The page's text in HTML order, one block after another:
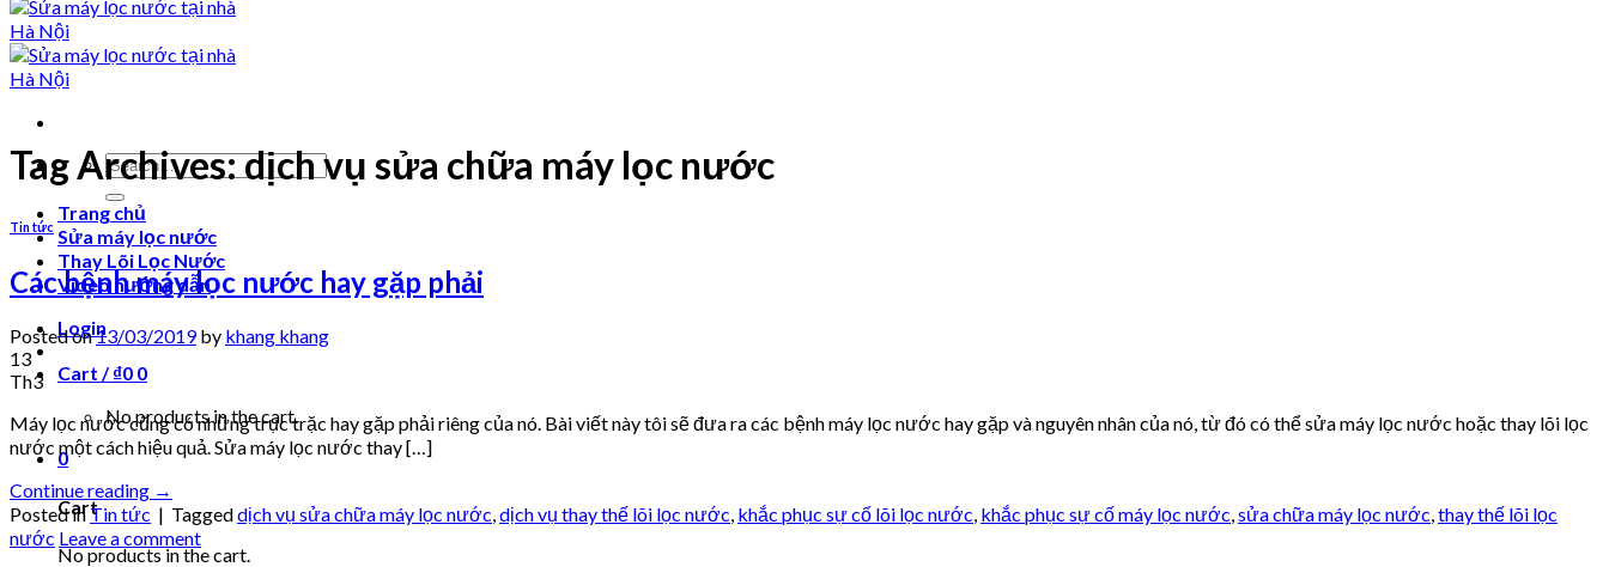
Search
for:
Trang chủ
Sửa máy lọc nước
Thay Lõi Lọc Nước
Video hướng dẫn
Login
Cart /₫0 0
No products in the cart.
0
Cart
No products in the cart.
Tag Archives:dịch vụ sửa chữa máy lọc nước
Tin tức
Các bệnh máy lọc nước hay gặp phải
Posted on13/03/2019by khang khang
13
Th3
Máy lọc nước cũng có những trục trặc hay gặp phải riêng của nó. Bài viết này tôi sẽ đưa ra các bệnh máy lọc nước hay gặp và nguyên nhân của nó, từ đó có thể sửa máy lọc nước hoặc thay lõi lọc
nước một cách hiệu quả. Sửa máy lọc nước thay […]
Continue reading →
Posted inTin tức | Taggeddịch vụ sửa chữa máy lọc nước dịch vụ thay thế lõi lọc nước khắc phục sự cố lõi lọc nước khắc phục sự cố máy lọc nước sửa chữa máy lọc nước thay thế lõi lọc
nước Leave a comment